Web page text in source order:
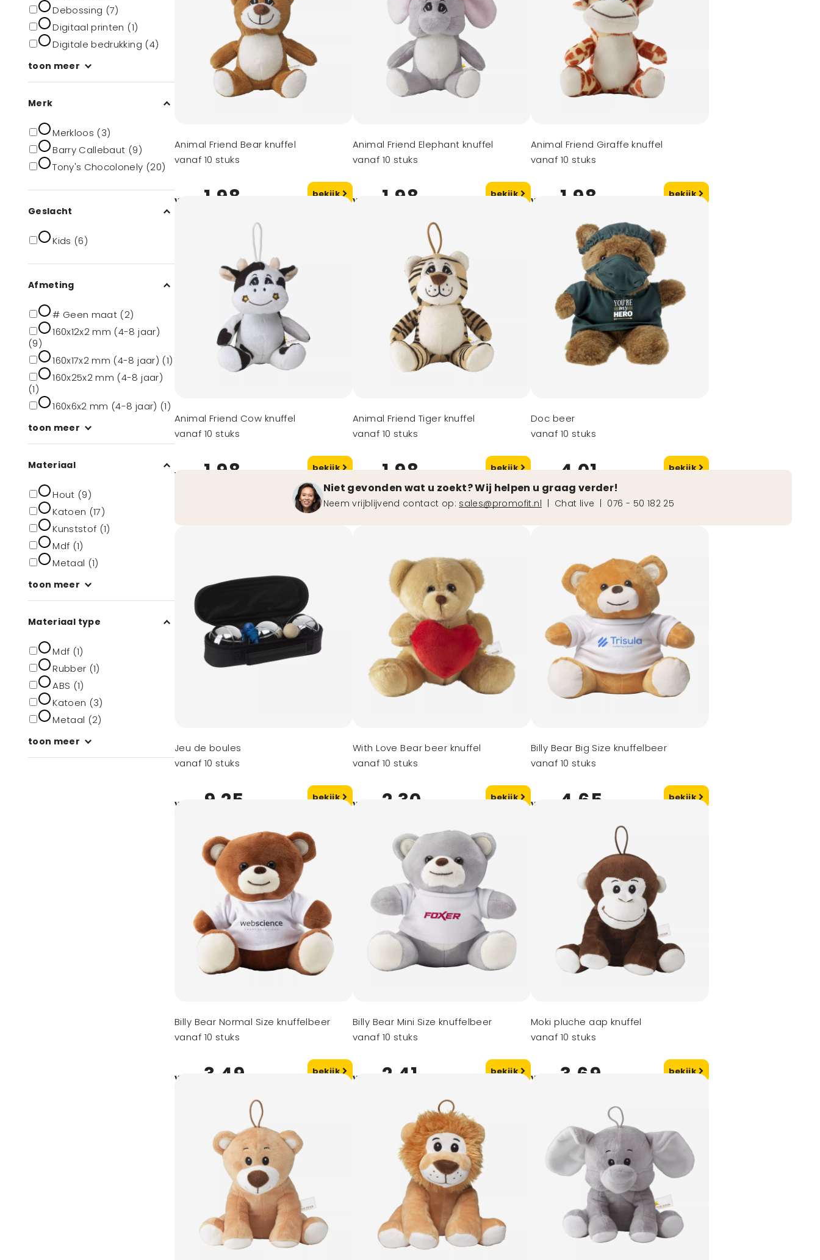
Debossing (7)
Digitaal printen (1)
Digitale bedrukking (4)
toon meer
Merk
Merkloos (3)
Barry Callebaut (9)
Tony's Chocolonely (20)
Geslacht
Kids (6)
Afmeting
# Geen maat (2)
160x12x2 mm (4-8 jaar)
(9)
160x17x2 mm (4-8 jaar) (1)
160x25x2 mm (4-8 jaar)
(1)
160x6x2 mm (4-8 jaar) (1)
toon meer
Materiaal
Hout (9)
Katoen (17)
Kunststof (1)
Mdf (1)
Metaal (1)
toon meer
Materiaal type
Mdf (1)
Rubber (1)
ABS (1)
Katoen (3)
Metaal (2)
toon meer
Animal Friend Bear knuffel
vanaf 10 stuks
vanaf 1,98 bekijk
Animal Friend Elephant knuffel
vanaf 10 stuks
vanaf 1,98 bekijk
Animal Friend Giraffe knuffel
vanaf 10 stuks
vanaf 1,98 bekijk
Animal Friend Cow knuffel
vanaf 10 stuks
vanaf 1,98 bekijk
Animal Friend Tiger knuffel
vanaf 10 stuks
1,98 bekijk
Doc beer
vanaf 10 stuks
4,01 bekijk
Niet gevonden wat u zoekt? Wij helpen u graag verder!
Neem vrijblijvend contact op: sales@promofit.nl Chat live 076 - 50 182 25
Jeu de boules
vanaf 10 stuks
vanaf 9,25 bekijk
With Love Bear beer knuffel
vanaf 10 stuks
vanaf 2,30 bekijk
Billy Bear Big Size knuffelbeer
vanaf 10 stuks
vanaf 4,65 bekijk
Billy Bear Normal Size knuffelbeer
vanaf 10 stuks
vanaf 3,49 bekijk
Billy Bear Mini Size knuffelbeer
vanaf 10 stuks
vanaf 2,41 bekijk
Moki pluche aap knuffel
vanaf 10 stuks
vanaf 3,69 bekijk